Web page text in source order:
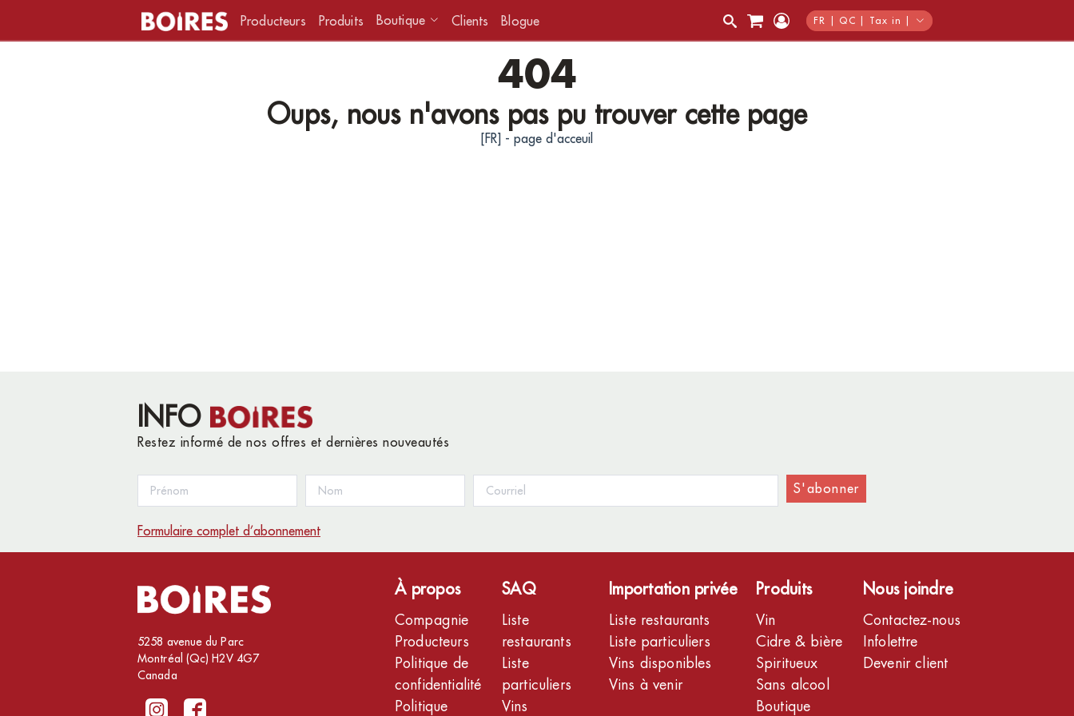
Producteurs Produits Boutique Clients Blogue FR | QC | Tax in |
404
Oups, nous n'avons pas pu trouver cette page
[FR] - page d'acceuil
INFO
Restez informé de nos offres et dernières nouveautés
S'abonner
Formulaire complet d’abonnement
5258 avenue du Parc
Montréal (Qc) H2V 4G7
Canada
À propos
Compagnie
Producteurs
Politique de
confidentialité
Politique
SAQ
Liste
restaurants
Liste
particuliers
Vins
Importation privée
Liste restaurants
Liste particuliers
Vins disponibles
Vins à venir
Produits
Vin
Cidre & bière
Spiritueux
Sans alcool
Boutique
Nous joindre
Contactez-nous
Infolettre
Devenir client